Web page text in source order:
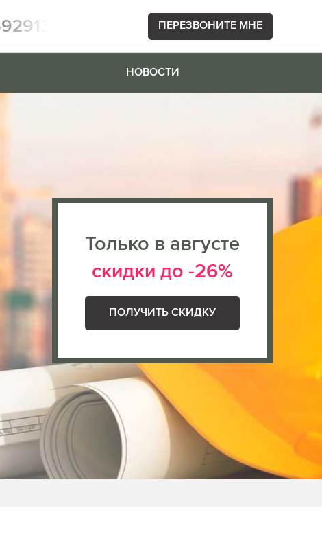
ПЕРЕЗВОНИТЕ МНЕ
НОВОСТИ
Только в августе
скидки до -26%
ПОЛУЧИТЬ СКИДКУ